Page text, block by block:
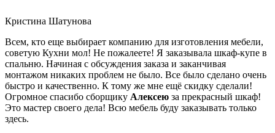
Кристина Шатунова
Всем, кто еще выбирает компанию для изготовления мебели,
советую Кухни мол! Не пожалеете! Я заказывала шкаф-купе в
спальню. Начиная с обсуждения заказа и заканчивая
монтажом никаких проблем не было. Все было сделано очень
быстро и качественно. К тому же мне ещё скидку сделали!
Огромное спасибо сборщику Алексею за прекрасный шкаф!
Это мастер своего дела! Всю мебель буду заказывать только
здесь.